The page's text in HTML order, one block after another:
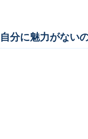
分に魅力がない